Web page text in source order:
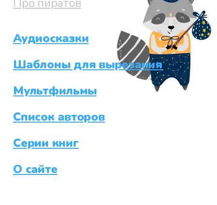
Аудиосказки
Шаблоны для вырезания
Мультфильмы
Список авторов
Серии книг
О сайте